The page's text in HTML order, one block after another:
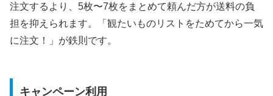
注文するより、5枚〜7枚をまとめて頼んだ方が送料の負
担を抑えられます。「観たいものリストをためてから一気
に注文！」が鉄則です。
キャンペーン利用